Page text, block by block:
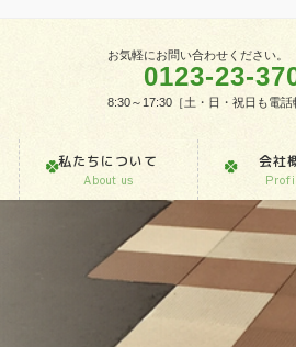
お気軽にお問い合わせください。
0123-23-
8:30～17:30［土・日・祝日も電話
私たちについて
About us
会社